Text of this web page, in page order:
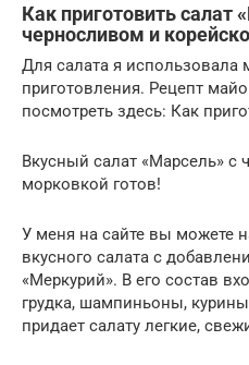
Как приготовить салат
черносливом и
Для салата я использовала
приготовления. Рецепт
посмотреть здесь: Как
Вкусный салат «Марсель» с
морковкой готов!
У меня на сайте вы можете
вкусного салата с
«Меркурий». В его состав
грудка, шампиньоны,
придает салату легкие,